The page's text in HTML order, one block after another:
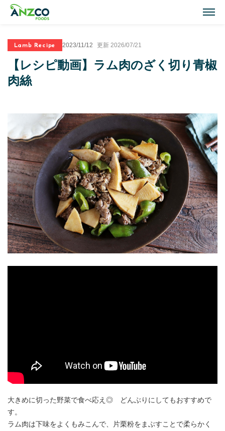
Lamb Recipes
ラム肉のおすすめレシピ
Our Products
商品紹介(ラム肉・牛肉)
Topics
トピックス
About ANZCO Foods
アンズコフーズとは
Contact Us
Lamb Recipe 2023/11/12 更新 2026/07/21
【レシピ動画】ラム肉のざく切り青椒
肉絲
大きめに切った野菜で食べ応え◎ どんぶりにしてもおすすめで
す。
ラム肉は下味をよくもみこんで、片栗粉をまぶすことで柔らかく